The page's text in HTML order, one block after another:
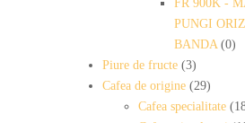
FR 900K -
PUNGI
BANDA (0)
Piure de fructe (3)
Cafea de origine (29)
Cafea specialitate